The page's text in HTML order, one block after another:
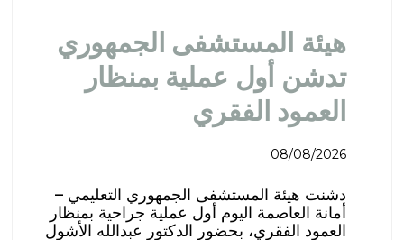
هيئة المستشفى الجمهوري
تدشن أول عملية بمنظار
العمود الفقري
08/08/2026
دشنت هيئة المستشفى الجمهوري التعليمي –
أمانة العاصمة اليوم أول عملية جراحية بمنظار
العمود الفقري، بحضور الدكتور عبدالله الأشول